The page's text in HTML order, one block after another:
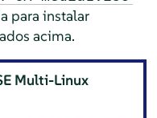
para instalar
acima.
Multi-Linux